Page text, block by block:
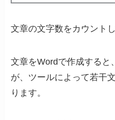
文章の文字数をカウント
文章をWordで作成すると
が、ツールによって若干
ります。